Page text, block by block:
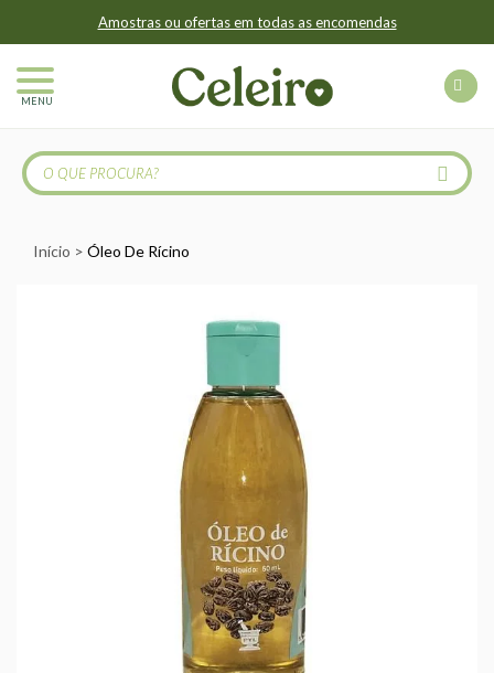
Amostras ou ofertas em todas as encomendas
MENU
Início Óleo De Rícino